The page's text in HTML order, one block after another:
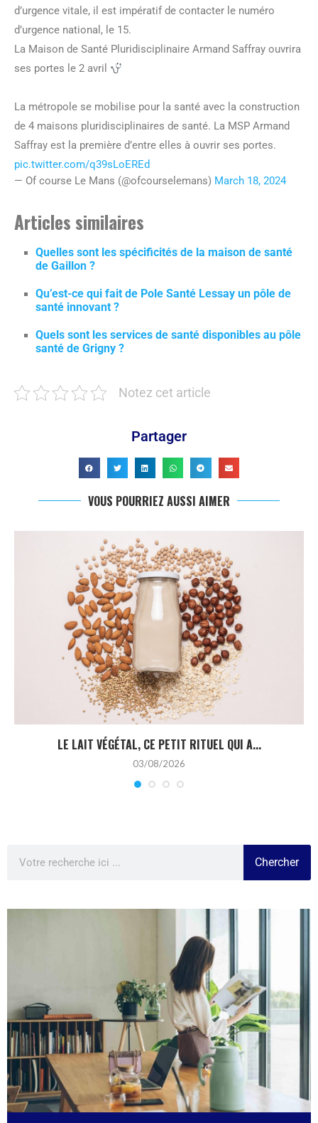
d’urgence vitale, il est impératif de contacter le numéro
d’urgence national, le 15.
La Maison de Santé Pluridisciplinaire Armand Saffray ouvrira
ses portes le 2 avril
La métropole se mobilise pour la santé avec la construction
de 4 maisons pluridisciplinaires de santé. La MSP Armand
Saffray est la première d’entre elles à ouvrir ses portes.
pic.twitter.com/q39sLoEREd
— Of course Le Mans (@ofcourselemans) March 18, 2024
Articles similaires
Quelles sont les spécificités de la maison de santé
de Gaillon ?
Qu’est-ce qui fait de Pole Santé Lessay un pôle de
santé innovant ?
Quels sont les services de santé disponibles au pôle
santé de Grigny ?
Notez cet article
Partager
VOUS POURRIEZ AUSSI AIMER
LE LAIT VÉGÉTAL, CE PETIT RITUEL QUI A...
03/08/2026
Chercher